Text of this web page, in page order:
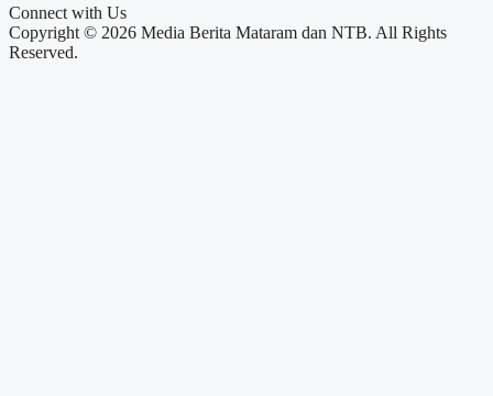
Connect with Us
Copyright © 2026 Media Berita Mataram dan NTB. All Rights
Reserved.